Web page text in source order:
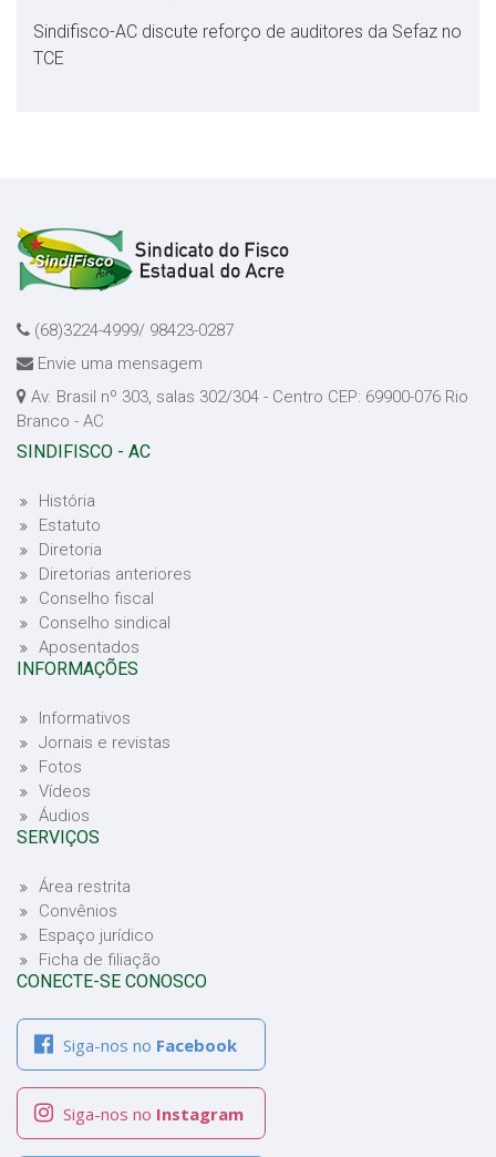
Sindifisco-AC discute reforço de auditores da Sefaz no
TCE
(68)3224-4999/ 98423-0287
Envie uma mensagem
Av. Brasil nº 303, salas 302/304 - Centro CEP: 69900-076 Rio
Branco - AC
SINDIFISCO - AC
História
Estatuto
Diretoria
Diretorias anteriores
Conselho fiscal
Conselho sindical
Aposentados
INFORMAÇÕES
Informativos
Jornais e revistas
Fotos
Vídeos
Áudios
SERVIÇOS
Área restrita
Convênios
Espaço jurídico
Ficha de filiação
CONECTE-SE CONOSCO
Siga-nos no Facebook
Siga-nos no Instagram